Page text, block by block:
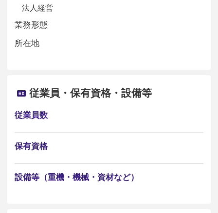
法人経営
業務形態
所在地
従業員・保有資格・設備等
従業員数
保有資格
設備等（重機・機械・資材など）